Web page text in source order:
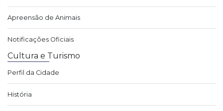
Apreensão de Animais
Notificações Oficiais
Cultura e Turismo
Perfil da Cidade
História